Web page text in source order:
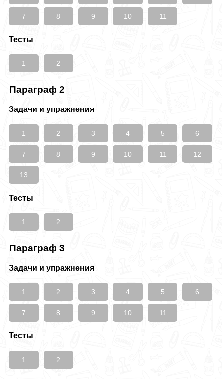
7 8 9 10 11
Тесты
1 2
Параграф 2
Задачи и упражнения
1 2 3 4 5 6
7 8 9 10 11 12
13
Тесты
1 2
Параграф 3
Задачи и упражнения
1 2 3 4 5 6
7 8 9 10 11
Тесты
1 2